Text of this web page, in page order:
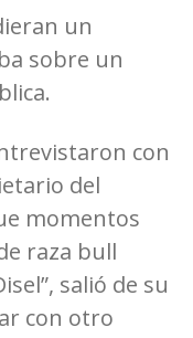
un
sobre un
con
del
momentos
raza bull
salió de su
con otro